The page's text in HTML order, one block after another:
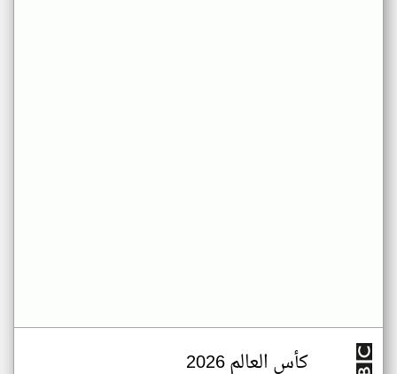
كأس العالم 2026